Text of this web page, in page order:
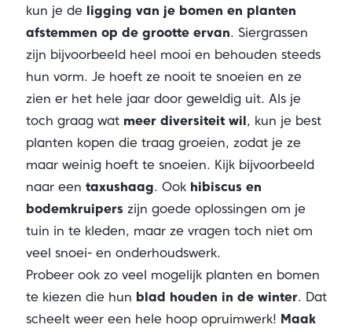
kun je de ligging van je bomen en planten
afstemmen op de grootte ervan. Siergrassen
zijn bijvoorbeeld heel mooi en behouden steeds
hun vorm. Je hoeft ze nooit te snoeien en ze
zien er het hele jaar door geweldig uit. Als je
toch graag wat meer diversiteit wil, kun je best
planten kopen die traag groeien, zodat je ze
maar weinig hoeft te snoeien. Kijk bijvoorbeeld
naar een taxushaag. Ook hibiscus en
bodemkruiperszijn goede oplossingen om je
tuin in te kleden, maar ze vragen toch niet om
veel snoei- en onderhoudswerk.
Probeer ook zo veel mogelijk planten en bomen
te kiezen die hun blad houden in de winter. Dat
scheelt weer een hele hoop opruimwerk! Maak